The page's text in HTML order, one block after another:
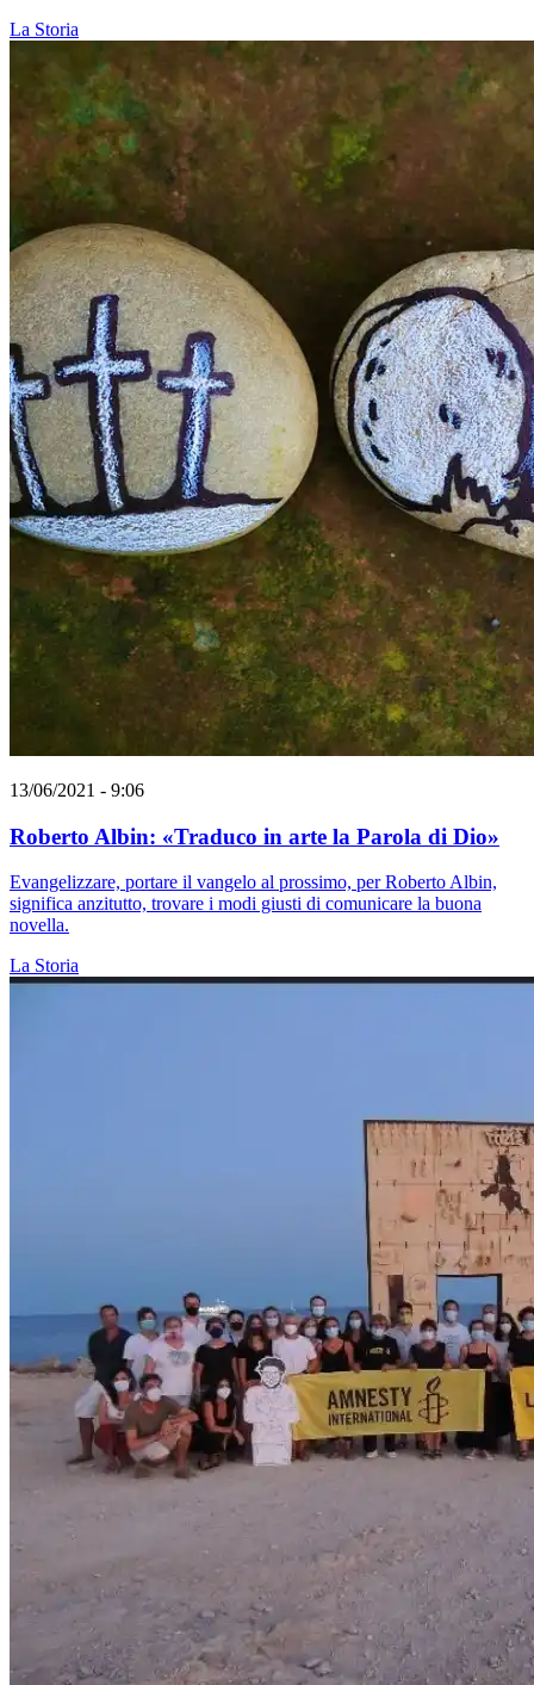
La Storia
13/06/2021 - 9:06
Roberto Albin: «Traduco in arte la Parola di Dio»
Evangelizzare, portare il vangelo al prossimo, per Roberto Albin,
significa anzitutto, trovare i modi giusti di comunicare la buona
novella.
La Storia